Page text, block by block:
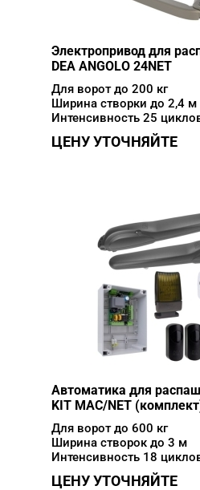
Электропривод для
DEA ANGOLO 24NET
Для ворот до 200 кг
Ширина створки до 2,4 м
Интенсивность 25
ЦЕНУ УТОЧНЯЙТЕ
Автоматика для
KIT MAC/NET
Для ворот до 600 кг
Ширина створок до 3 м
Интенсивность 18
ЦЕНУ УТОЧНЯЙТЕ